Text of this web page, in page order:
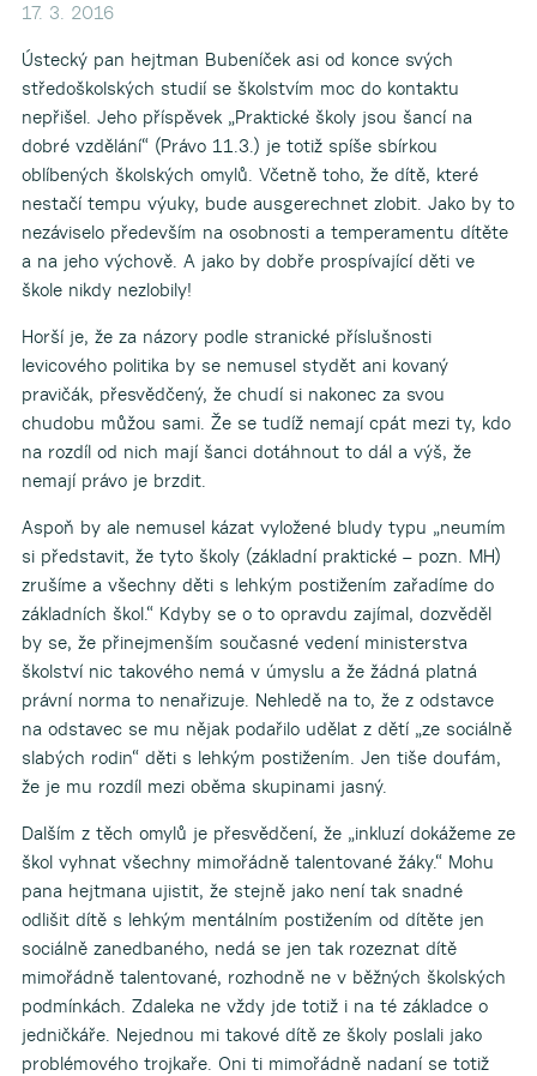
17. 3. 2016
Ústecký pan hejtman Bubeníček asi od konce svých
středoškolských studií se školstvím moc do kontaktu
nepřišel. Jeho příspěvek „Praktické školy jsou šancí na
dobré vzdělání“ (Právo 11.3.) je totiž spíše sbírkou
oblíbených školských omylů. Včetně toho, že dítě, které
nestačí tempu výuky, bude ausgerechnet zlobit. Jako by to
nezáviselo především na osobnosti a temperamentu dítěte
a na jeho výchově. A jako by dobře prospívající děti ve
škole nikdy nezlobily!
Horší je, že za názory podle stranické příslušnosti
levicového politika by se nemusel stydět ani kovaný
pravičák, přesvědčený, že chudí si nakonec za svou
chudobu můžou sami. Že se tudíž nemají cpát mezi ty, kdo
na rozdíl od nich mají šanci dotáhnout to dál a výš, že
nemají právo je brzdit.
Aspoň by ale nemusel kázat vyložené bludy typu „neumím
si představit, že tyto školy (základní praktické – pozn. MH)
zrušíme a všechny děti s lehkým postižením zařadíme do
základních škol.“ Kdyby se o to opravdu zajímal, dozvěděl
by se, že přinejmenším současné vedení ministerstva
školství nic takového nemá v úmyslu a že žádná platná
právní norma to nenařizuje. Nehledě na to, že z odstavce
na odstavec se mu nějak podařilo udělat z dětí „ze sociálně
slabých rodin“ děti s lehkým postižením. Jen tiše doufám,
že je mu rozdíl mezi oběma skupinami jasný.
Dalším z těch omylů je přesvědčení, že „inkluzí dokážeme ze
škol vyhnat všechny mimořádně talentované žáky.“ Mohu
pana hejtmana ujistit, že stejně jako není tak snadné
odlišit dítě s lehkým mentálním postižením od dítěte jen
sociálně zanedbaného, nedá se jen tak rozeznat dítě
mimořádně talentované, rozhodně ne v běžných školských
podmínkách. Zdaleka ne vždy jde totiž i na té základce o
jedničkáře. Nejednou mi takové dítě ze školy poslali jako
problémového trojkaře. Oni ti mimořádně nadaní se totiž